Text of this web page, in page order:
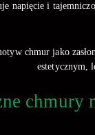
napięcie i
chmur jako
estetycznym,
chmury